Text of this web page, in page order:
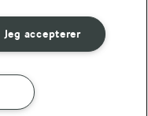
Jeg accepterer